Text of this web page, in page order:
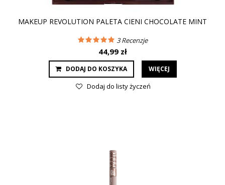
MAKEUP REVOLUTION PALETA CIENI CHOCOLATE MINT
3Recenzje
44,99 zł
DODAJ DO KOSZYKA WIĘCEJ
Dodaj do listy życzeń